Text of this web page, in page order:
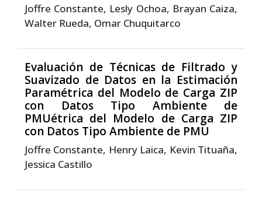
Joffre Constante, Lesly Ochoa, Brayan Caiza,
Walter Rueda, Omar Chuquitarco
Evaluación de Técnicas de Filtrado y
Suavizado de Datos en la Estimación
Paramétrica del Modelo de Carga ZIP
con Datos Tipo Ambiente de
PMUétrica del Modelo de Carga ZIP
con Datos Tipo Ambiente de PMU
Joffre Constante, Henry Laica, Kevin Tituaña,
Jessica Castillo